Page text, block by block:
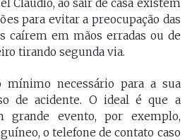
Cláudio, ao sair de casa existem
para evitar a preocupação das
caírem em mãos erradas ou de
tirando segunda via.
mínimo necessário para a sua
de acidente. O ideal é que a
evento, por exemplo,
o telefone de contato caso